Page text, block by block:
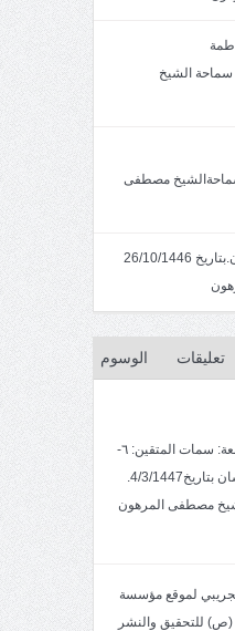
المعصومه.بتاريخ4/11/1446 سماحة الشيخ
10/1446 سماحةالشيخ مصطفى
خطبة الجمعة٢- أمران مهمان.بتاريخ 26/10/1446
تعليقات الوسوم
خطبة الجمعة: سمات المتقين: ٦-
عمل الإحسان بتاريخ4/3/1447.
مصطفى المرهون
لموقع مؤسسة
للتحقيق والنشر